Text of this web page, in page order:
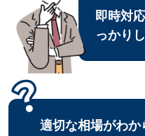
即時対
っかり
適切な相場がわか